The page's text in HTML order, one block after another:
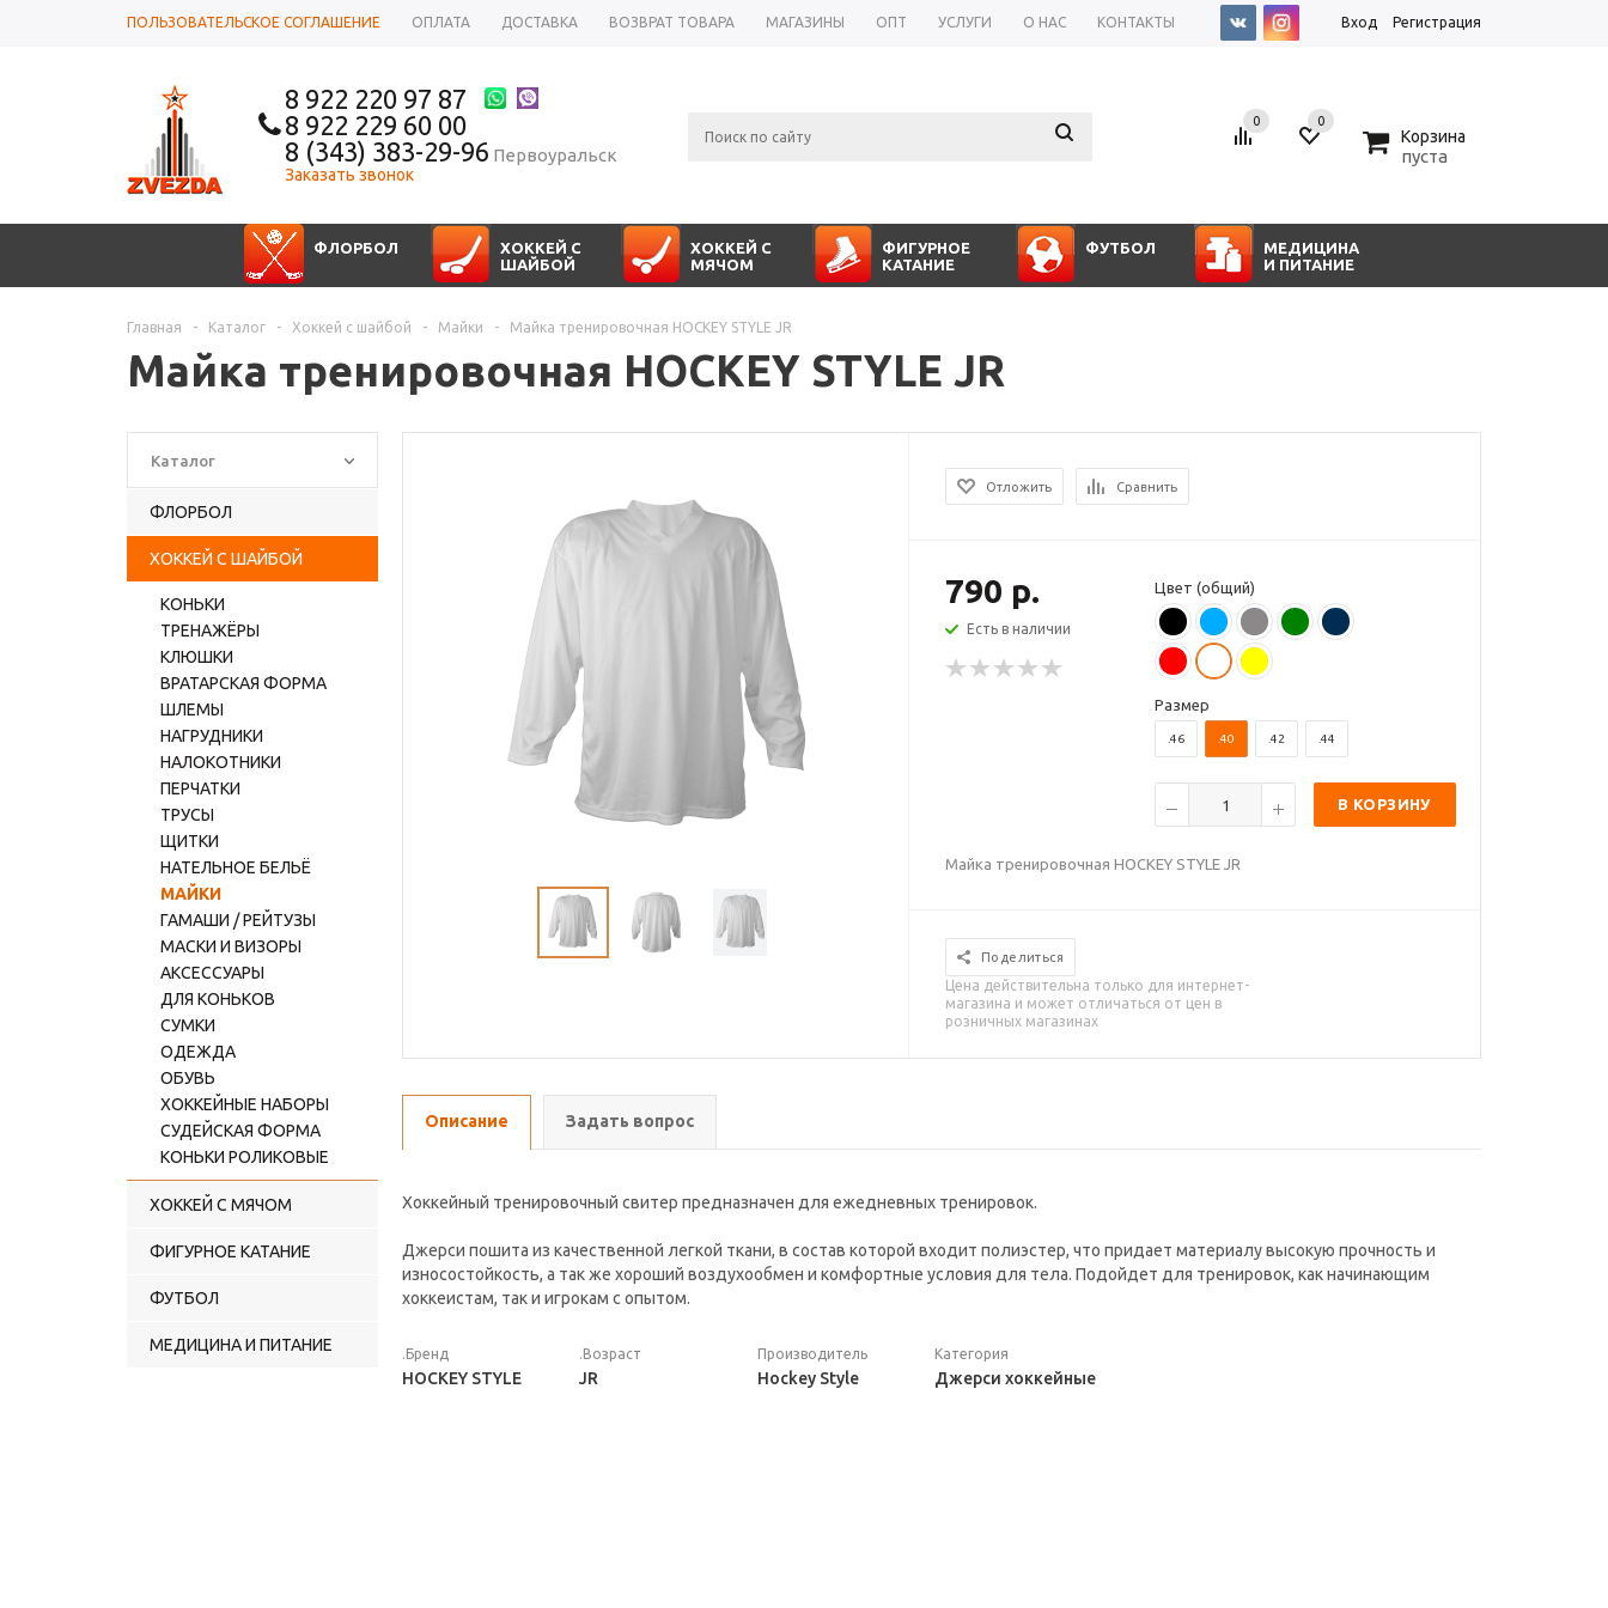
ПОЛЬЗОВАТЕЛЬСКОЕ СОГЛАШЕНИЕ ОПЛАТА ДОСТАВКА ВОЗВРАТ ТОВАРА МАГАЗИНЫ ОПТ УСЛУГИ О НАС КОНТАКТЫ Вход Регистрация
8 922 220 97 87
8 922 229 60 00
8 (343) 383-29-96 Первоуральск
Заказать звонок
0 0
Корзина
пуста
ФЛОРБОЛ
ХОККЕЙ С
ШАЙБОЙ
ХОККЕЙ С
МЯЧОМ
ФИГУРНОЕ
КАТАНИЕ
ФУТБОЛ
МЕДИЦИНА
И ПИТАНИЕ
Главная - Каталог - Хоккей с шайбой - Майки - Майка тренировочная HOCKEY STYLE JR
Майка тренировочная HOCKEY STYLE JR
Каталог
ФЛОРБОЛ
ХОККЕЙ С ШАЙБОЙ
КОНЬКИ
ТРЕНАЖЁРЫ
КЛЮШКИ
ВРАТАРСКАЯ ФОРМА
ШЛЕМЫ
НАГРУДНИКИ
НАЛОКОТНИКИ
ПЕРЧАТКИ
ТРУСЫ
ЩИТКИ
НАТЕЛЬНОЕ БЕЛЬЁ
МАЙКИ
ГАМАШИ / РЕЙТУЗЫ
МАСКИ И ВИЗОРЫ
АКСЕССУАРЫ
ДЛЯ КОНЬКОВ
СУМКИ
ОДЕЖДА
ОБУВЬ
ХОККЕЙНЫЕ НАБОРЫ
СУДЕЙСКАЯ ФОРМА
КОНЬКИ РОЛИКОВЫЕ
ХОККЕЙ С МЯЧОМ
ФИГУРНОЕ КАТАНИЕ
ФУТБОЛ
МЕДИЦИНА И ПИТАНИЕ
Отложить Сравнить
790 р.
Есть в наличии
Цвет (общий)
Размер
.46 .40 .42 .44
В КОРЗИНУ
Майка тренировочная HOCKEY STYLE JR
Поделиться
Цена действительна только для интернет-
магазина и может отличаться от цен в
розничных магазинах
Описание Задать вопрос
Хоккейный тренировочный свитер предназначен для ежедневных тренировок.
Джерси пошита из качественной легкой ткани, в состав которой входит полиэстер, что придает материалу высокую прочность и
износостойкость, а так же хороший воздухообмен и комфортные условия для тела. Подойдет для тренировок, как начинающим
хоккеистам, так и игрокам с опытом.
.Бренд
HOCKEY STYLE
.Возраст
JR
Производитель
Hockey Style
Категория
Джерси хоккейные